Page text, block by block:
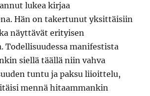
lukea kirjaa
Hän on takertunut yksittäisiin
näyttävät erityisen
Todellisuudessa manifestista
siellä täällä niin vahva
tuntu ja paksu liioittelu,
mennä hitaammankin